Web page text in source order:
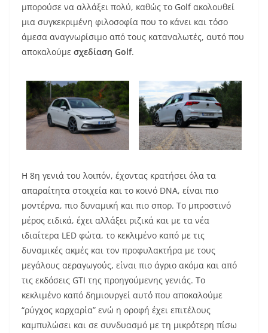
μπορούσε να αλλάξει πολύ, καθώς το Golf ακολουθεί
μια συγκεκριμένη φιλοσοφία που το κάνει και τόσο
άμεσα αναγνωρίσιμο από τους καταναλωτές, αυτό που
αποκαλούμε σχεδίαση Golf.
Η 8η γενιά του λοιπόν, έχοντας κρατήσει όλα τα
απαραίτητα στοιχεία και το κοινό DNA, είναι πιο
μοντέρνα, πιο δυναμική και πιο σπορ. Το μπροστινό
μέρος ειδικά, έχει αλλάξει ριζικά και με τα νέα
ιδιαίτερα LED φώτα, το κεκλιμένο καπό με τις
δυναμικές ακμές και τον προφυλακτήρα με τους
μεγάλους αεραγωγούς, είναι πιο άγριο ακόμα και από
τις εκδόσεις GTI της προηγούμενης γενιάς. Το
κεκλιμένο καπό δημιουργεί αυτό που αποκαλούμε
“ρύγχος καρχαρία” ενώ η οροφή έχει επιτέλους
καμπυλώσει και σε συνδυασμό με τη μικρότερη πίσω